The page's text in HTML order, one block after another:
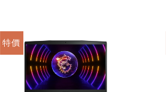
特價